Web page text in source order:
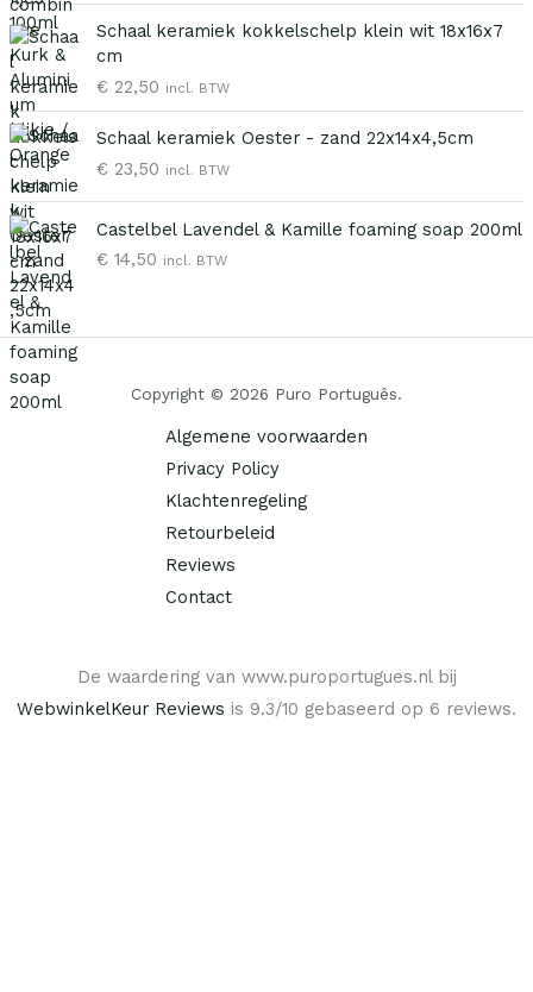
r
n
k
e
l
k
e
i
s
€
g
p
r
i
j
s
:
6
9
.
Schaal keramiek kokkelschelp klein wit 18x16x7
cm
€22,50 incl. BTW
Schaal keramiek Oester - zand 22x14x4,5cm
€23,50 incl. BTW
Castelbel Lavendel & Kamille foaming soap 200ml
€14,50 incl. BTW
Copyright © 2026 Puro Português.
Algemene voorwaarden
Privacy Policy
Klachtenregeling
Retourbeleid
Reviews
Contact
De waardering van www.puroportugues.nl bij
WebwinkelKeur Reviews is 9.3/10 gebaseerd op 6 reviews.